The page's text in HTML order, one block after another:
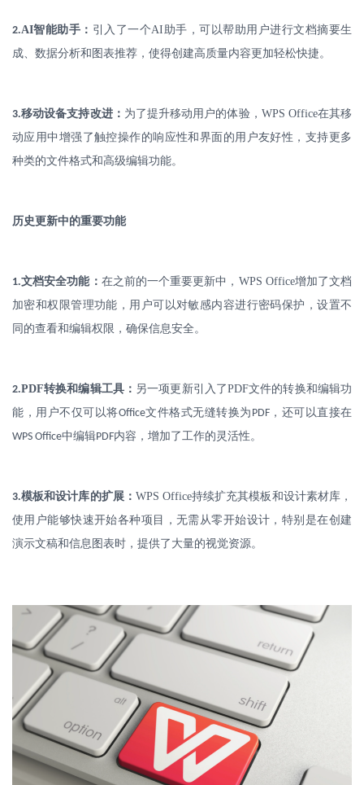
2.AI智能助手： 引入了一个AI助手，可以帮助用户进行文档摘要生
成、数据分析和图表推荐，使得创建高质量内容更加轻松快捷。
3.移动设备支持改进： 为了提升移动用户的体验， WPS Office在其移
动应用中增强了触控操作的响应性和界面的用户友好性，支持更多
种类的文件格式和高级编辑功能。
历史更新中的重要功能
1.文档安全功能： 在之前的一个重要更新中， WPS Office增加了文档
加密和权限管理功能，用户可以对敏感内容进行密码保护，设置不
同的查看和编辑权限，确保信息安全。
2.PDF转换和编辑工具： 另一项更新引入了PDF文件的转换和编辑功
能，用户不仅可以将Office文件格式无缝转换为 PDF，还可以直接在
WPS Office中编辑PDF内容，增加了工作的灵活性。
3.模板和设计库的扩展： WPS Office持续扩充其模板和设计素材库，
使用户能够快速开始各种项目，无需从零开始设计，特别是在创建
演示文稿和信息图表时，提供了大量的视觉资源。